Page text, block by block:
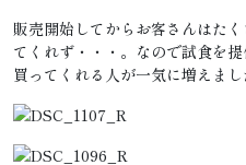
販売開始してからお客さんはた
てくれず・・・。なので試食を
買ってくれる人が一気に増えまし